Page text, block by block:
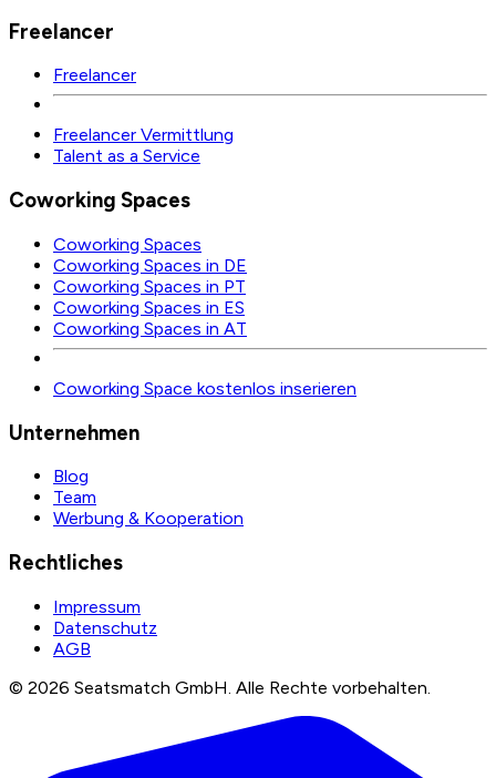
Freelancer
Freelancer
Freelancer Vermittlung
Talent as a Service
Coworking Spaces
Coworking Spaces
Coworking Spaces in DE
Coworking Spaces in PT
Coworking Spaces in ES
Coworking Spaces in AT
Coworking Space kostenlos inserieren
Unternehmen
Blog
Team
Werbung & Kooperation
Rechtliches
Impressum
Datenschutz
AGB
© 2026 Seatsmatch GmbH. Alle Rechte vorbehalten.